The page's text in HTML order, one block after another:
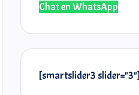
Chat en WhatsApp
[smartslider3 slider="3"]